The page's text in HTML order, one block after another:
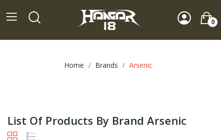
0
Home Brands Arsenic
List Of Products By Brand Arsenic